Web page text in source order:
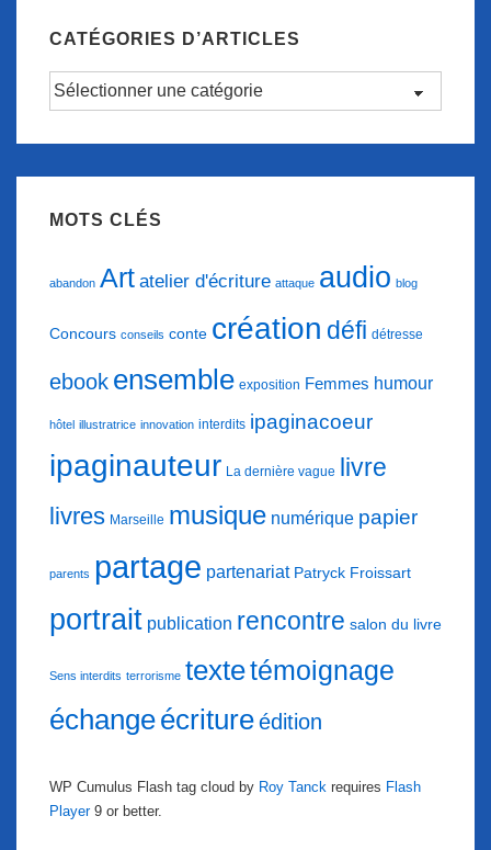
CATÉGORIES D’ARTICLES
Catégories
MOTS CLÉS
abandon Art atelier d'écriture attaque audio blog
Concours conseils conte création défi détresse
ebook ensemble exposition Femmes humour
hôtel illustratrice innovation interdits ipaginacoeur
ipaginauteur La dernière vague livre
livres Marseille musique numérique papier
parents partage partenariat Patryck Froissart
portrait publication rencontre salon du livre
Sens interdits terrorisme textetémoignage
échangeécritureédition
WP Cumulus Flash tag cloud by Roy Tanck requires Flash
Player9 or better.